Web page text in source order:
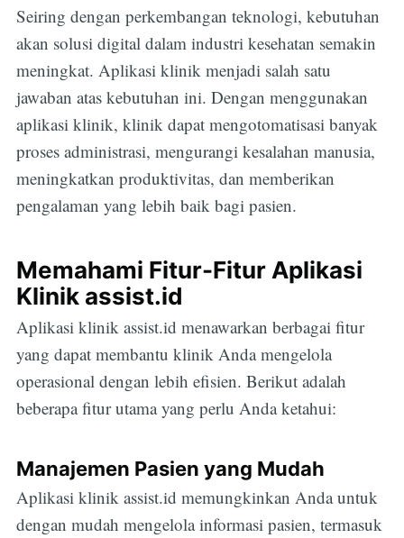
Seiring dengan perkembangan teknologi, kebutuhan
akan solusi digital dalam industri kesehatan semakin
meningkat. Aplikasi klinik menjadi salah satu
jawaban atas kebutuhan ini. Dengan menggunakan
aplikasi klinik, klinik dapat mengotomatisasi banyak
proses administrasi, mengurangi kesalahan manusia,
meningkatkan produktivitas, dan memberikan
pengalaman yang lebih baik bagi pasien.
Memahami Fitur-Fitur Aplikasi
Klinik assist.id
Aplikasi klinik assist.id menawarkan berbagai fitur
yang dapat membantu klinik Anda mengelola
operasional dengan lebih efisien. Berikut adalah
beberapa fitur utama yang perlu Anda ketahui:
Manajemen Pasien yang Mudah
Aplikasi klinik assist.id memungkinkan Anda untuk
dengan mudah mengelola informasi pasien, termasuk